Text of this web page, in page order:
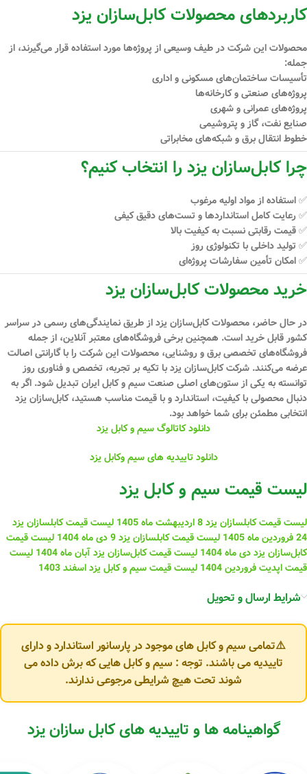
کاربردهای محصولات کابل‌سازان یزد
محصولات این شرکت در طیف وسیعی از پروژه‌ها مورد استفاده قرار می‌گیرند، از
جمله:
تأسیسات ساختمان‌های مسکونی و اداری
پروژه‌های صنعتی و کارخانه‌ها
پروژه‌های عمرانی و شهری
صنایع نفت، گاز و پتروشیمی
خطوط انتقال برق و شبکه‌های مخابراتی
چرا کابل‌سازان یزد را انتخاب کنیم؟
✅ استفاده از مواد اولیه مرغوب
✅ رعایت کامل استانداردها و تست‌های دقیق کیفی
✅ قیمت رقابتی نسبت به کیفیت بالا
✅ تولید داخلی با تکنولوژی روز
✅ امکان تأمین سفارشات پروژه‌ای
خرید محصولات کابل‌سازان یزد
در حال حاضر، محصولات کابل‌سازان یزد از طریق نمایندگی‌های رسمی در سراسر
کشور قابل خرید است. همچنین برخی فروشگاه‌های معتبر آنلاین، از جمله
فروشگاه‌های تخصصی برق و روشنایی، محصولات این شرکت را با گارانتی اصالت
عرضه می‌کنند. شرکت کابل‌سازان یزد با تکیه بر تجربه، تخصص و فناوری روز
توانسته به یکی از ستون‌های اصلی صنعت سیم و کابل ایران تبدیل شود. اگر به
دنبال محصولی با کیفیت، استاندارد و با قیمت مناسب هستید،کابل‌سازان یزد
انتخابی مطمئنبرای شما خواهد بود.
دانلود کاتالوگ سیم و کابل یزد
دانلود تاییدیه های سیم وکابل یزد
لیست قیمت سیم و کابل یزد
لیست قیمت کابلسازان یزد 8 اردیبهشت ماه 1405
لیست قیمت کابلسازان یزد
24 فروردین ماه 1405
لیست قیمت کابلسازان یزد 9 دی ماه 1404
لیست قیمت
کابل‌سازان یزد دی ماه 1404
لیست قیمت کابل‌سازان یزد آبان ماه 1404
لیست
قیمت اپدیت فروردین 1404
لیست قیمت سیم و کابل یزد اسفند 1403
شرایط ارسال و تحویل
⚠️تمامی سیم و کابل های موجود در پارسانور استاندارد و دارای
تاییدیه می باشند. توجه : سیم و کابل هایی که برش داده می
شوند تحت هیچ شرایطی مرجوعی ندارند.
گواهینامه ها و تاییدیه های کابل سازان یزد